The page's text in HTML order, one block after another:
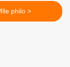
Mlle philo >